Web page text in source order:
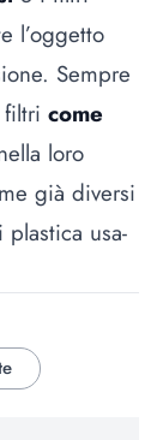
l’oggetto
Sempre
come
loro
già diversi
usa-